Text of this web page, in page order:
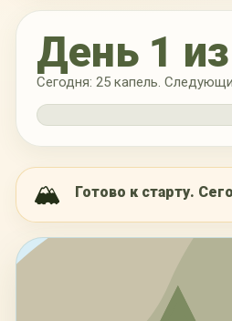
День 1
Сегодня: 25 капель.
🏔 Готово к старту.
скальный